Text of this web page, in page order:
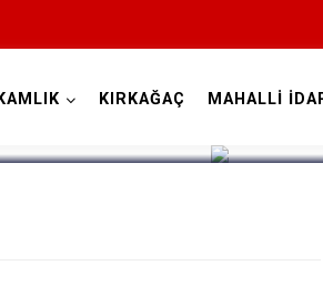
KIRKAĞAÇ MAHALLİ